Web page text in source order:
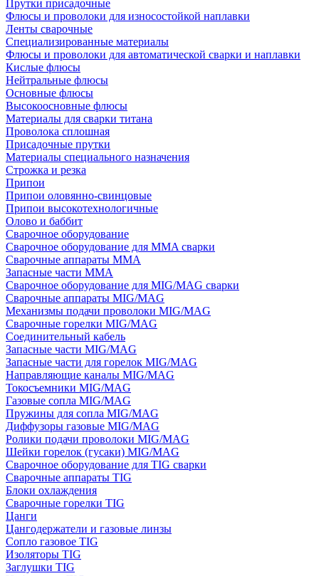
Прутки присадочные
Флюсы и проволоки для износостойкой наплавки
Ленты сварочные
Специализированные материалы
Флюсы и проволоки для автоматической сварки и наплавки
Кислые флюсы
Нейтральные флюсы
Основные флюсы
Высокоосновные флюсы
Материалы для сварки титана
Проволока сплошная
Присадочные прутки
Материалы специального назначения
Строжка и резка
Припои
Припои оловянно-свинцовые
Припои высокотехнологичные
Олово и баббит
Сварочное оборудование
Сварочное оборудование для MMA сварки
Сварочные аппараты MMA
Запасные части MMA
Сварочное оборудование для MIG/MAG сварки
Сварочные аппараты MIG/MAG
Механизмы подачи проволоки MIG/MAG
Сварочные горелки MIG/MAG
Соединительный кабель
Запасные части MIG/MAG
Запасные части для горелок MIG/MAG
Направляющие каналы MIG/MAG
Токосъемники MIG/MAG
Газовые сопла MIG/MAG
Пружины для сопла MIG/MAG
Диффузоры газовые MIG/MAG
Ролики подачи проволоки MIG/MAG
Шейки горелок (гусаки) MIG/MAG
Сварочное оборудование для TIG сварки
Сварочные аппараты TIG
Блоки охлаждения
Сварочные горелки TIG
Цанги
Цангодержатели и газовые линзы
Сопло газовое TIG
Изоляторы TIG
Заглушки TIG